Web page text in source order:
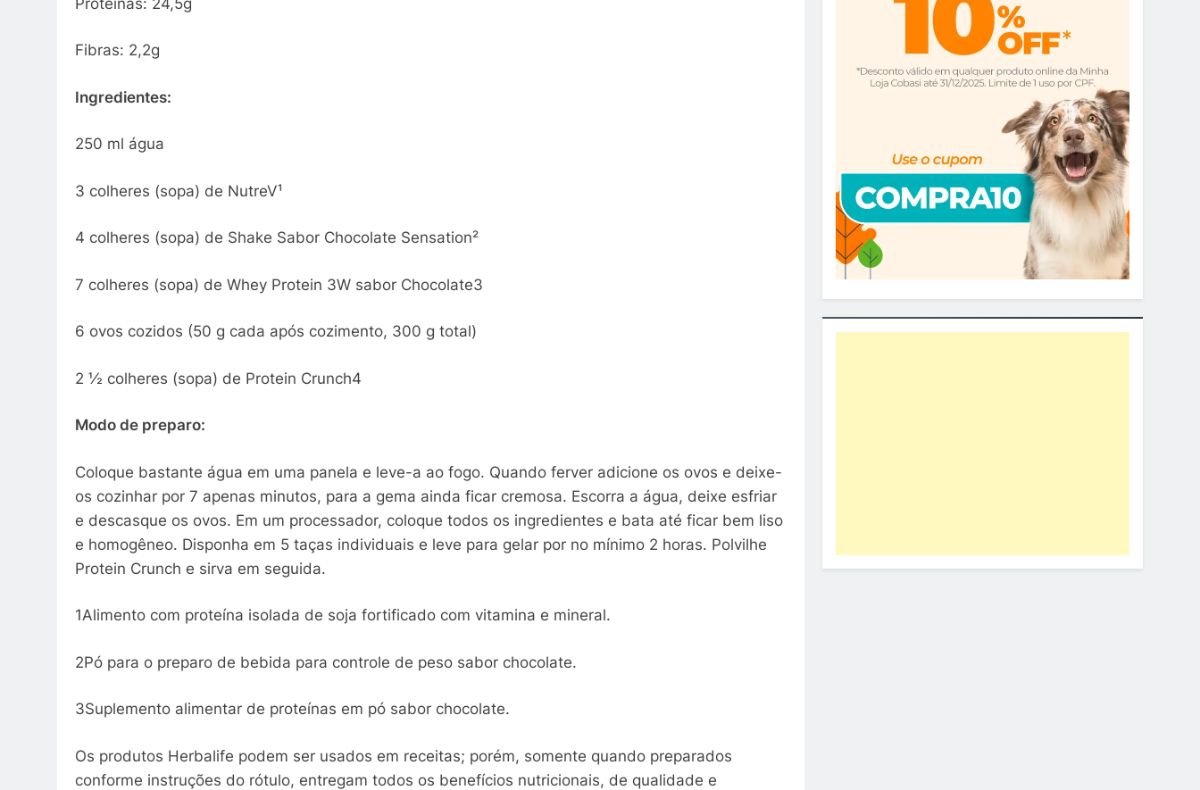
Fibras: 2,2g
Ingredientes:
250 ml água
3 colheres (sopa) de NutreV¹
4 colheres (sopa) de Shake Sabor Chocolate Sensation²
7 colheres (sopa) de Whey Protein 3W sabor Chocolate3
6 ovos cozidos (50 g cada após cozimento, 300 g total)
2 ½ colheres (sopa) de Protein Crunch4
Modo de preparo:
Coloque bastante água em uma panela e leve-a ao fogo. Quando ferver adicione os ovos e deixe-
os cozinhar por 7 apenas minutos, para a gema ainda ficar cremosa. Escorra a água, deixe esfriar
e descasque os ovos. Em um processador, coloque todos os ingredientes e bata até ficar bem liso
e homogêneo. Disponha em 5 taças individuais e leve para gelar por no mínimo 2 horas. Polvilhe
Protein Crunch e sirva em seguida.
1Alimento com proteína isolada de soja fortificado com vitamina e mineral.
2Pó para o preparo de bebida para controle de peso sabor chocolate.
3Suplemento alimentar de proteínas em pó sabor chocolate.
Os produtos Herbalife podem ser usados em receitas; porém, somente quando preparados
conforme instruções do rótulo, entregam todos os benefícios nutricionais, de qualidade e